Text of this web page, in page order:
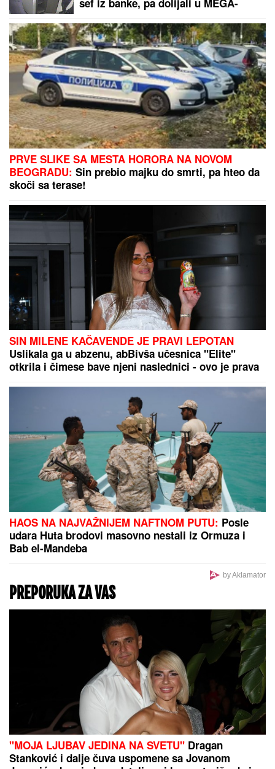
sef iz banke, pa dolijali u MEGA-
za desetine hiljada evra!
PRVE SLIKE SA MESTA HORORA NA NOVOM
BEOGRADU: Sin prebio majku do smrti, pa hteo da
skoči sa terase!
SIN MILENE KAČAVENDE JE PRAVI LEPOTAN
Uslikala ga u abzenu, abBivša učesnica "Elite"
otkrila i čimese bave njeni naslednici - ovo je prava
HAOS NA NAJVAŽNIJEM NAFTNOM PUTU: Posle
udara Huta brodovi masovno nestali iz Ormuza i
Bab el-Mandeba
by Aklamator
PREPORUKA ZA VAS
"MOJA LJUBAV JEDINA NA SVETU" Dragan
Stanković i dalje čuva uspomene sa Jovanom